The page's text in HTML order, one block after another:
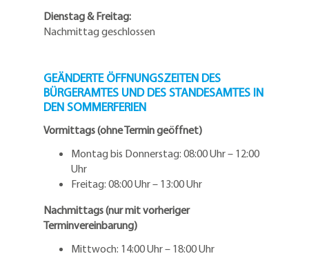
Dienstag & Freitag:
Nachmittag geschlossen
GEÄNDERTE ÖFFNUNGSZEITEN DES
BÜRGERAMTES UND DES STANDESAMTES IN
DEN SOMMERFERIEN
Vormittags (ohne Termin geöffnet)
Montag bis Donnerstag: 08:00 Uhr – 12:00
Uhr
Freitag: 08:00 Uhr – 13:00 Uhr
Nachmittags (nur mit vorheriger
Terminvereinbarung)
Mittwoch: 14:00 Uhr – 18:00 Uhr